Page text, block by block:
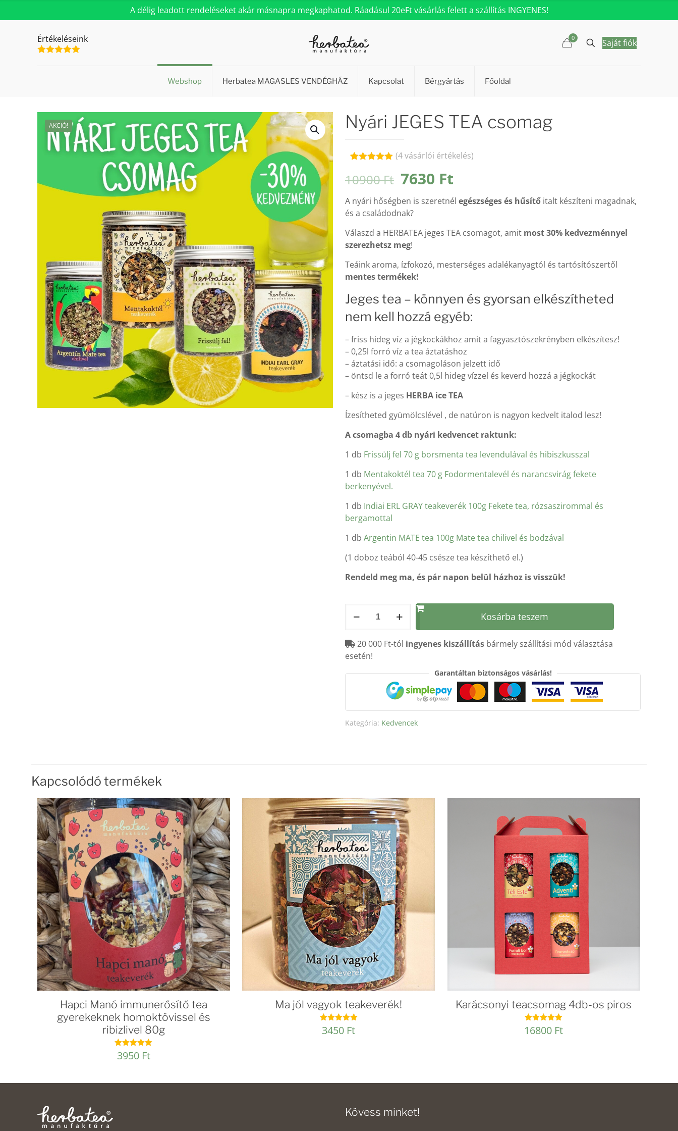
A délig leadott rendeléseket akár másnapra megkaphatod. Ráadásul 20eFt vásárlás felett a szállítás INGYENES!
Értékeléseink
Webshop Herbatea MAGASLES VENDÉGHÁZ Kapcsolat Bérgyártás Főoldal
0 Saját fiók
AKCIÓ! Nyári JEGES TEA csomag
5.00az 5-
ből,
alapján
(4vásárlói értékelés)
10900Ft Original
price
was:
7630 Ft
price
is:
A nyári hőségben is szeretnél egészséges és hűsítő italt készíteni magadnak,
és a családodnak?
Válaszd a HERBATEA jeges TEA csomagot, amit most 30% kedvezménnyel
szerezhetsz meg!
Teáink aroma, ízfokozó, mesterséges adalékanyagtól és tartósítószertől
mentes termékek!
Jeges tea – könnyen és gyorsan elkészítheted
nem kell hozzá egyéb:
– friss hideg víz a jégkockákhoz amit a fagyasztószekrényben elkészítesz!
– 0,25l forró víz a tea áztatáshoz
– áztatási idő: a csomagoláson jelzett idő
– öntsd le a forró teát 0,5l hideg vízzel és keverd hozzá a jégkockát
– kész is a jeges HERBA ice TEA
Ízesítheted gyümölcslével , de natúron is nagyon kedvelt italod lesz!
A csomagba 4 db nyári kedvencet raktunk:
1 db Frissülj fel 70 g borsmenta tea levendulával és hibiszkusszal
1 db Mentakoktél tea 70 g Fodormentalevél és narancsvirág fekete
berkenyével.
1 db Indiai ERL GRAY teakeverék 100g Fekete tea, rózsaszirommal és
bergamottal
1 db Argentin MATE tea 100g Mate tea chilivel és bodzával
(1 doboz teából 40-45 csésze tea készíthető el.)
Rendeld meg ma, és pár napon belül házhoz is visszük!
JEGES
csomag
mennyiség
Kosárba teszem
20 000 Ft-tól ingyenes kiszállítás bármely szállítási mód választása
esetén!
Garantáltan biztonságos vásárlás!
Kategória: Kedvencek
Kapcsolódó termékek
Hapci Manó immunerősítő tea
gyerekeknek homoktövissel és
ribizlivel 80g
Értékelés:
5.00
3950 Ft
Ma jól vagyok teakeverék!
Értékelés:
5.00
3450 Ft
Karácsonyi teacsomag 4db-os piros
Értékelés:
5.00
16800 Ft
Kövess minket!